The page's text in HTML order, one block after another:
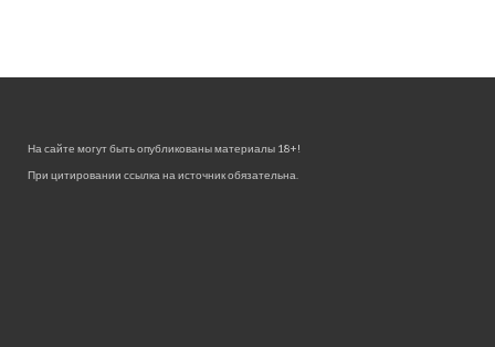
На сайте могут быть опубликованы материалы 18+!
При цитировании ссылка на источник обязательна.